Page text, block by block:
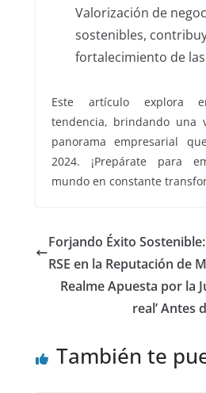
Valorización de
sostenibles,
fortalecimiento de
Este artículo explora
tendencia, brindando una
panorama empresarial
2024. ¡Prepárate para
mundo en constante
Forjando Éxito
RSE en la Reputación de
Realme Apuesta por la
real’ Antes
También te